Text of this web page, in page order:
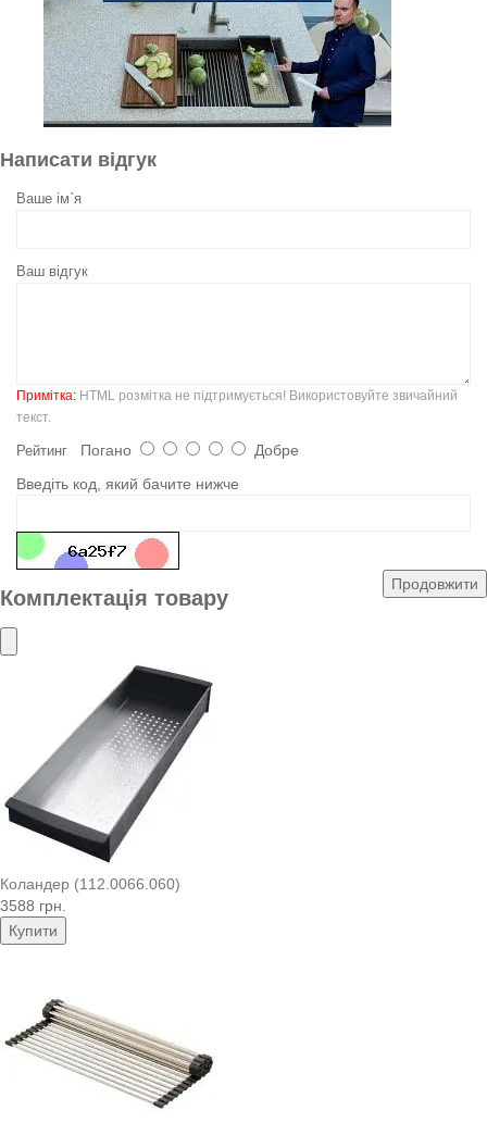
Написати відгук
Ваше ім`я
Ваш відгук
Примітка: HTML розмітка не підтримується! Використовуйте звичайний
текст.
Рейтинг Погано
Добре
Введіть код, який бачите нижче
Продовжити
Комплектація товару
Коландер (112.0066.060)
3588 грн.
Купити